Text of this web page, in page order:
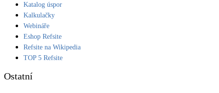
Katalog úspor
Kalkulačky
Webináře
Eshop Refsite
Refsite na Wikipedia
TOP 5 Refsite
Ostatní